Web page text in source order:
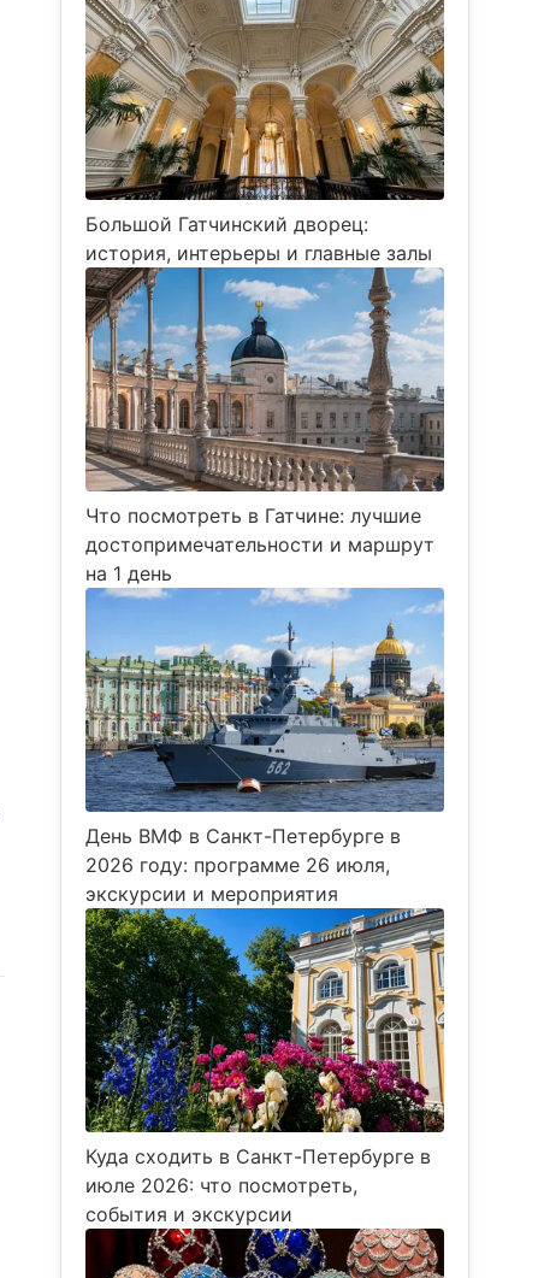
Большой Гатчинский дворец:
история, интерьеры и главные залы
Что посмотреть в Гатчине: лучшие
достопримечательности и маршрут
на 1 день
День ВМФ в Санкт-Петербурге в
2026 году: программе 26 июля,
экскурсии и мероприятия
Куда сходить в Санкт-Петербурге в
июле 2026: что посмотреть,
события и экскурсии